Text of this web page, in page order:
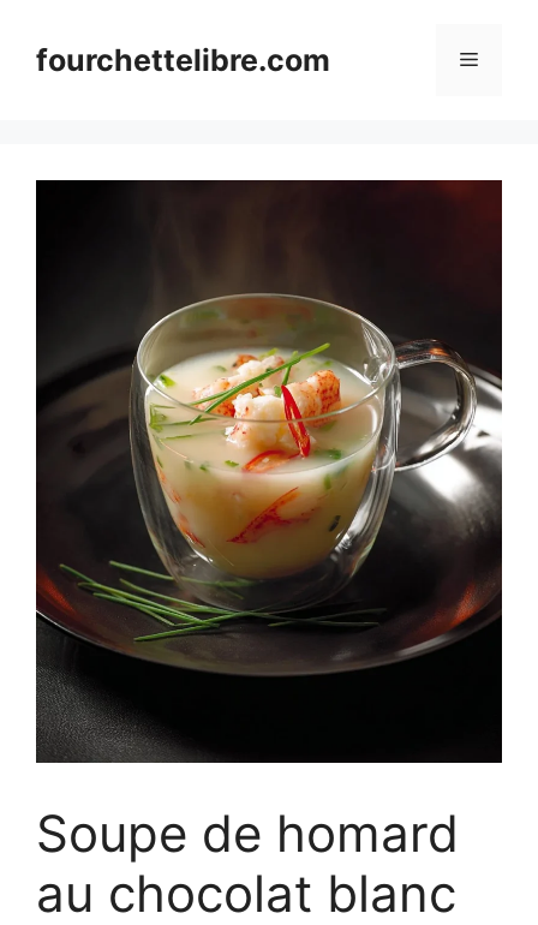
contentfourchettelibre.com Menu
Soupe de homard
au chocolat blanc